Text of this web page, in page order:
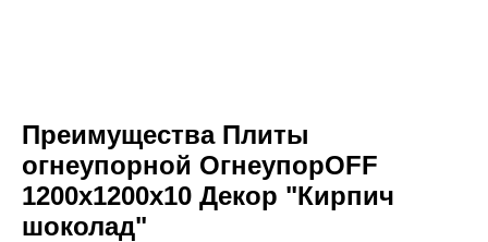
Преимущества Плиты
огнеупорной ОгнеупорOFF
1200x1200x10 Декор "Кирпич
шоколад"